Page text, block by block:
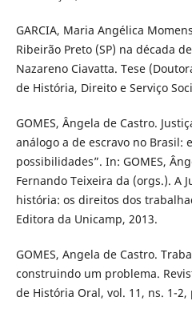
GARCIA, Maria Angélica
Ribeirão Preto (SP) na década
Nazareno Ciavatta. Tese
de História, Direito e Serviço
GOMES, Ângela de Castro.
análogo a de escravo no Brasil:
possibilidades”. In: GOMES,
Fernando Teixeira da (orgs.). A
história: os direitos dos
Editora da Unicamp, 2013.
GOMES, Angela de Castro.
construindo um problema.
de História Oral, vol. 11, ns. 1-2,